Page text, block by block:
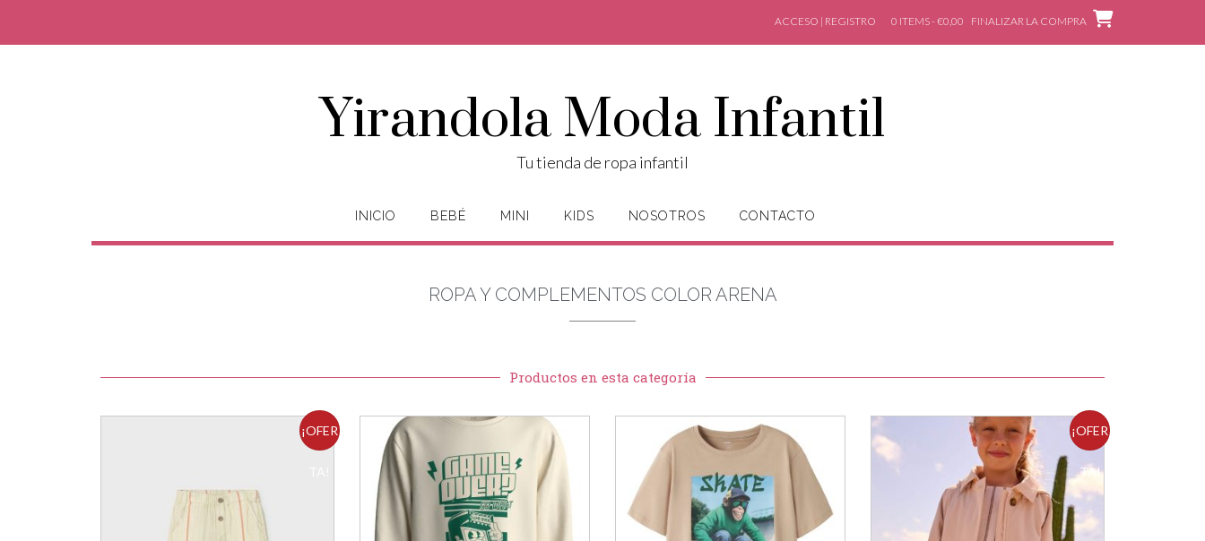
ACCESO | REGISTRO 0 ITEMS - €0,00 FINALIZAR LA COMPRA
Yirandola Moda Infantil
Tu tienda de ropa infantil
INICIO BEBÉ MINI KIDS NOSOTROS CONTACTO
ROPA Y COMPLEMENTOS COLOR ARENA
Productos en esta categoría
¡OFER ¡OFER
TA!